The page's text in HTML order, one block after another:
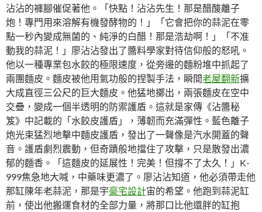
沾沾的褲腳催促著他。「快點！沾沾先生！那是醋酸離子
炮！專門用來溶解有機發酵物的！」「它會把你的蒜泥在零
點一秒內變成無菌的、純淨的白醋！那是浩劫啊！」「不准
動我的蒜泥！」廖沾沾發出了醬料學家對待信仰般的怒吼。
他以一種專業包水餃的極限速度，從旁邊的麵粉堆中抓起了
兩團麵皮。麵皮被他用氣功般的捏製手法，瞬間老屋翻新擴
大成直徑三公尺的巨大麵皮。他猛地擲出，兩張麵皮在空中
交疊，變成一個半透明的防禦護盾。這就是家傳《沾醬秘
笈》中記載的「水餃皮護盾」，薄韌而充滿彈性。藍色離子
炮光束猛烈地擊中麵皮護盾，發出了一聲像是汽水開蓋的聲
音。護盾劇烈震動，但奇蹟般地擋住了攻擊，只是散發出濃
郁的麵香。「這麵皮的延展性！完美！但撐不了太久！」K-
999焦急地大喊，中藥味更濃了。廖沾沾知道，他必須帶走他
那缸陳年老蒜泥，那是宇豪宅設計宙的希望。他跑到蒜泥缸
前，使出他搬運食材的全部力量，將那口比他還胖的缸抱